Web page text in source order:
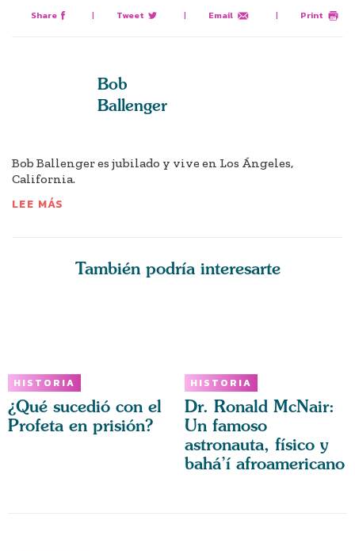
Share | Tweet | Email | Print
Bob
Ballenger
Bob Ballenger es jubilado y vive en Los Ángeles,
California.
LEE MÁS
También podría interesarte
HISTORIA
¿Qué sucedió con el
Profeta en prisión?
HISTORIA
Dr. Ronald McNair:
Un famoso
astronauta, físico y
bahá’í afroamericano